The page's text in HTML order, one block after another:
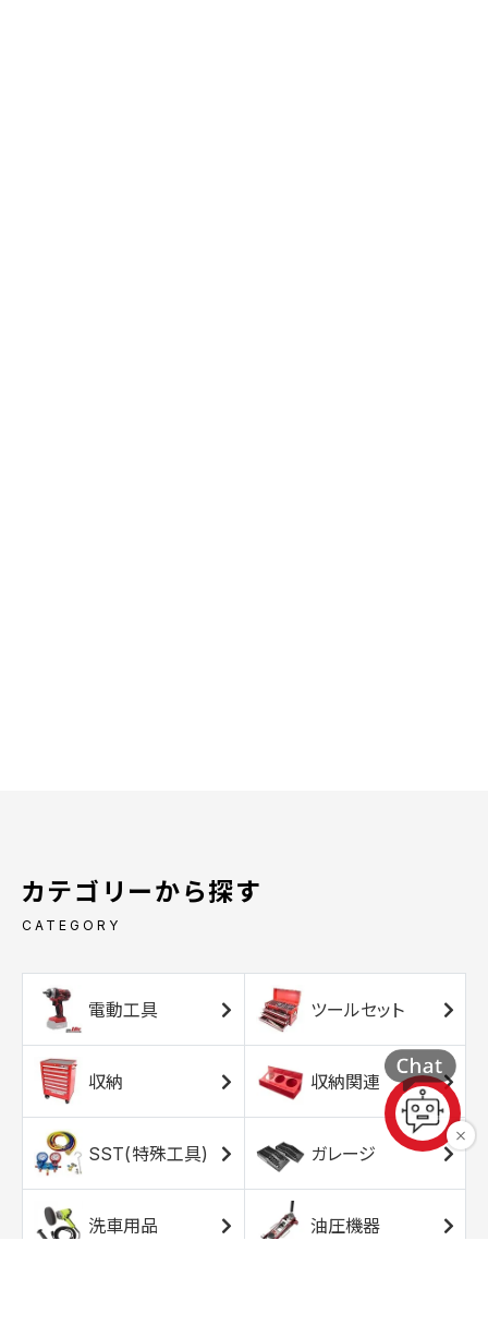
カテゴリーから探す
CATEGORY
電動工具 ツールセット
収納 収納関連
SST(特殊工具) ガレージ
洗車用品 油圧機器